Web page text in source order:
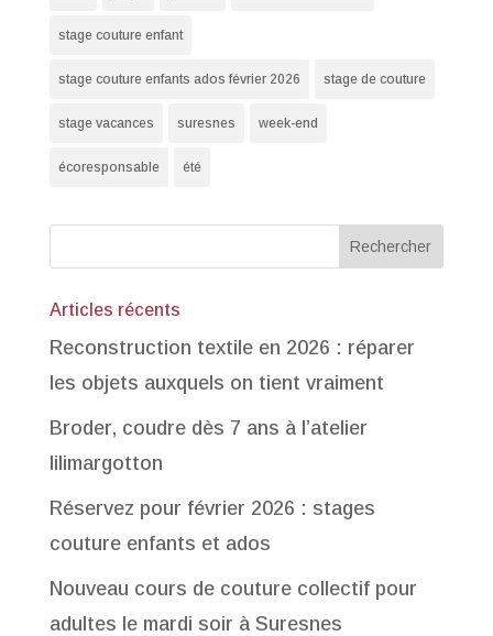
stage couture enfant
stage couture enfants ados février 2026 stage de couture
stage vacances suresnes week-end
écoresponsable été
Articles récents
Reconstruction textile en 2026 : réparer
les objets auxquels on tient vraiment
Broder, coudre dès 7 ans à l’atelier
lilimargotton
Réservez pour février 2026 : stages
couture enfants et ados
Nouveau cours de couture collectif pour
adultes le mardi soir à Suresnes